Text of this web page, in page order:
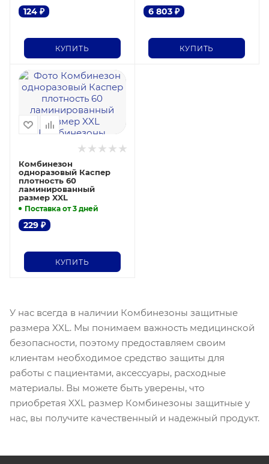
124 ₽
КУПИТЬ
6 803₽
КУПИТЬ
Комбинезон
одноразовый Каспер
плотность 60
ламинированный
размер XXL
Поставка от 3 дней
229 ₽
КУПИТЬ
У нас всегда в наличии Комбинезоны защитные
размера XXL. Мы понимаем важность медицинской
безопасности, поэтому предоставляем своим
клиентам необходимое средство защиты для
работы с пациентами, аксессуары, расходные
материалы. Вы можете быть уверены, что
приобретая XXL размер Комбинезоны защитные у
нас, вы получите качественный и надежный продукт.